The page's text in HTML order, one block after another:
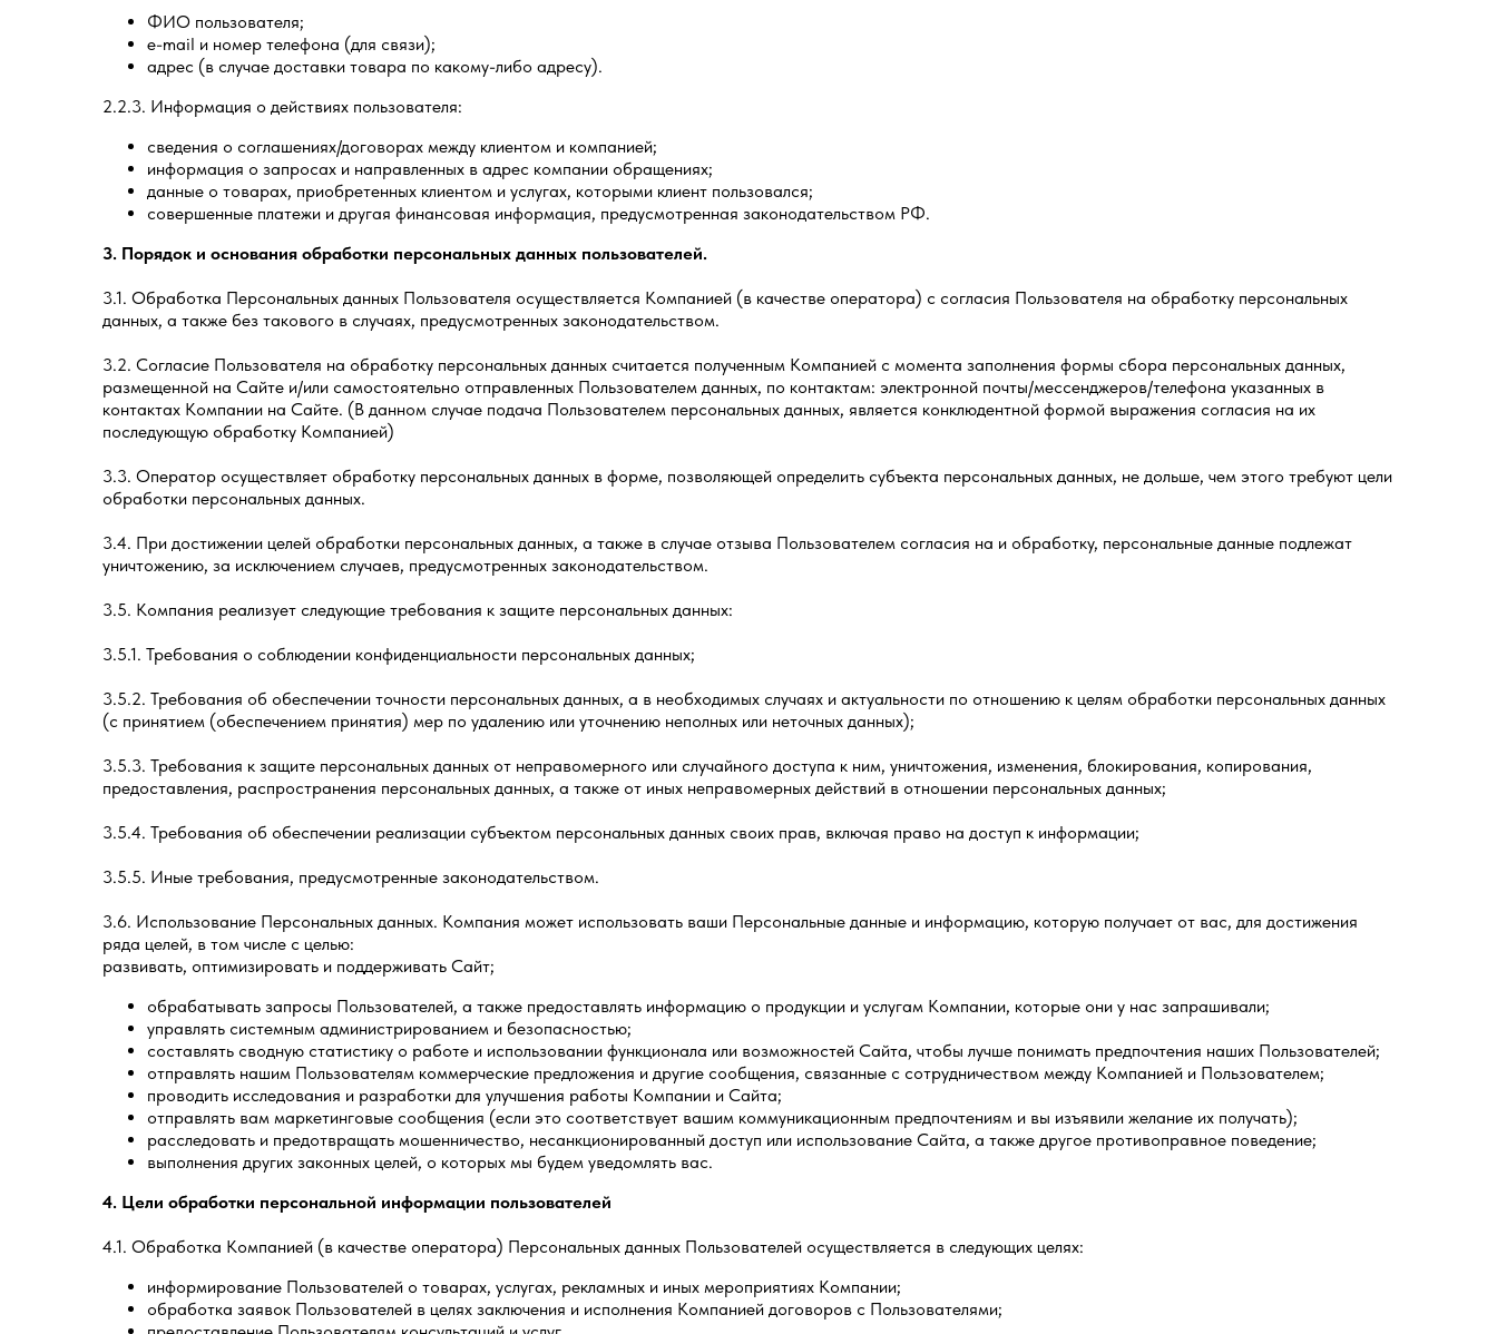
ФИО пользователя;
e-mail и номер телефона (для связи);
адрес (в случае доставки товара по какому-либо адресу).
2.2.3. Информация о действиях пользователя:
сведения о соглашениях/договорах между клиентом и компанией;
информация о запросах и направленных в адрес компании обращениях;
данные о товарах, приобретенных клиентом и услугах, которыми клиент пользовался;
совершенные платежи и другая финансовая информация, предусмотренная законодательством РФ.
3. Порядок и основания обработки персональных данных пользователей.
3.1. Обработка Персональных данных Пользователя осуществляется Компанией (в качестве оператора) с согласия Пользователя на обработку персональных
данных, а также без такового в случаях, предусмотренных законодательством.
3.2. Согласие Пользователя на обработку персональных данных считается полученным Компанией с момента заполнения формы сбора персональных данных,
размещенной на Сайте и/или самостоятельно отправленных Пользователем данных, по контактам: электронной почты/мессенджеров/телефона указанных в
контактах Компании на Сайте. (В данном случае подача Пользователем персональных данных, является конклюдентной формой выражения согласия на их
последующую обработку Компанией)
3.3. Оператор осуществляет обработку персональных данных в форме, позволяющей определить субъекта персональных данных, не дольше, чем этого требуют цели
обработки персональных данных.
3.4. При достижении целей обработки персональных данных, а также в случае отзыва Пользователем согласия на и обработку, персональные данные подлежат
уничтожению, за исключением случаев, предусмотренных законодательством.
3.5. Компания реализует следующие требования к защите персональных данных:
3.5.1. Требования о соблюдении конфиденциальности персональных данных;
3.5.2. Требования об обеспечении точности персональных данных, а в необходимых случаях и актуальности по отношению к целям обработки персональных данных
(с принятием (обеспечением принятия) мер по удалению или уточнению неполных или неточных данных);
3.5.3. Требования к защите персональных данных от неправомерного или случайного доступа к ним, уничтожения, изменения, блокирования, копирования,
предоставления, распространения персональных данных, а также от иных неправомерных действий в отношении персональных данных;
3.5.4. Требования об обеспечении реализации субъектом персональных данных своих прав, включая право на доступ к информации;
3.5.5. Иные требования, предусмотренные законодательством.
3.6. Использование Персональных данных. Компания может использовать ваши Персональные данные и информацию, которую получает от вас, для достижения
ряда целей, в том числе с целью:
развивать, оптимизировать и поддерживать Сайт;
обрабатывать запросы Пользователей, а также предоставлять информацию о продукции и услугам Компании, которые они у нас запрашивали;
управлять системным администрированием и безопасностью;
составлять сводную статистику о работе и использовании функционала или возможностей Сайта, чтобы лучше понимать предпочтения наших Пользователей;
отправлять нашим Пользователям коммерческие предложения и другие сообщения, связанные с сотрудничеством между Компанией и Пользователем;
проводить исследования и разработки для улучшения работы Компании и Сайта;
отправлять вам маркетинговые сообщения (если это соответствует вашим коммуникационным предпочтениям и вы изъявили желание их получать);
расследовать и предотвращать мошенничество, несанкционированный доступ или использование Сайта, а также другое противоправное поведение;
выполнения других законных целей, о которых мы будем уведомлять вас.
4. Цели обработки персональной информации пользователей
4.1. Обработка Компанией (в качестве оператора) Персональных данных Пользователей осуществляется в следующих целях:
информирование Пользователей о товарах, услугах, рекламных и иных мероприятиях Компании;
обработка заявок Пользователей в целях заключения и исполнения Компанией договоров с Пользователями;